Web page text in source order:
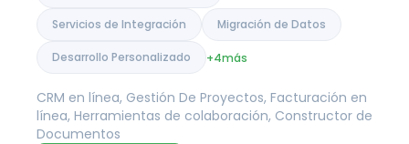
Servicios de Integración Migración de Datos
Desarrollo Personalizado +4más
CRM en línea, Gestión De Proyectos, Facturación en
línea, Herramientas de colaboración, Constructor de
Documentos